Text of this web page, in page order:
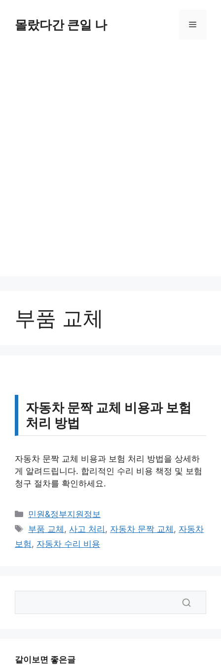
몰랐다간 큰일 나 메
부품 교체
자동차 문짝 교체 비용과 보험
처리 방법
자동차 문짝 교체 비용과 보험 처리 방법을 상세하
게 알려드립니다. 합리적인 수리 비용 책정 및 보험
청구 절차를 확인하세요.
카
테
리
민원&정부지원정보
태
그
부품 교체 ,사고 처리 , 자동차 문짝 교체 , 자동차
보험, 자동차 수리 비용
같이보면 좋은글